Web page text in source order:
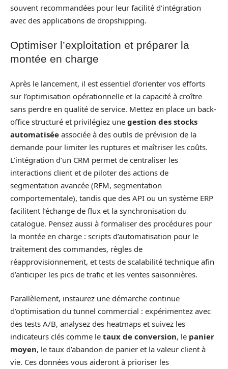
souvent recommandées pour leur facilité d’intégration
avec des applications de dropshipping.
Optimiser l’exploitation et préparer la
montée en charge
Après le lancement, il est essentiel d’orienter vos efforts
sur l’optimisation opérationnelle et la capacité à croître
sans perdre en qualité de service. Mettez en place un back-
office structuré et privilégiez une gestion des stocks
automatisée associée à des outils de prévision de la
demande pour limiter les ruptures et maîtriser les coûts.
L’intégration d’un CRM permet de centraliser les
interactions client et de piloter des actions de
segmentation avancée (RFM, segmentation
comportementale), tandis que des API ou un système ERP
facilitent l’échange de flux et la synchronisation du
catalogue. Pensez aussi à formaliser des procédures pour
la montée en charge : scripts d’automatisation pour le
traitement des commandes, règles de
réapprovisionnement, et tests de scalabilité technique afin
d’anticiper les pics de trafic et les ventes saisonnières.
Parallèlement, instaurez une démarche continue
d’optimisation du tunnel commercial : expérimentez avec
des tests A/B, analysez des heatmaps et suivez les
indicateurs clés comme le taux de conversion, le panier
moyen, le taux d’abandon de panier et la valeur client à
vie. Ces données vous aideront à prioriser les